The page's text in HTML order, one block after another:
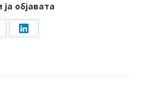
објавата
Share